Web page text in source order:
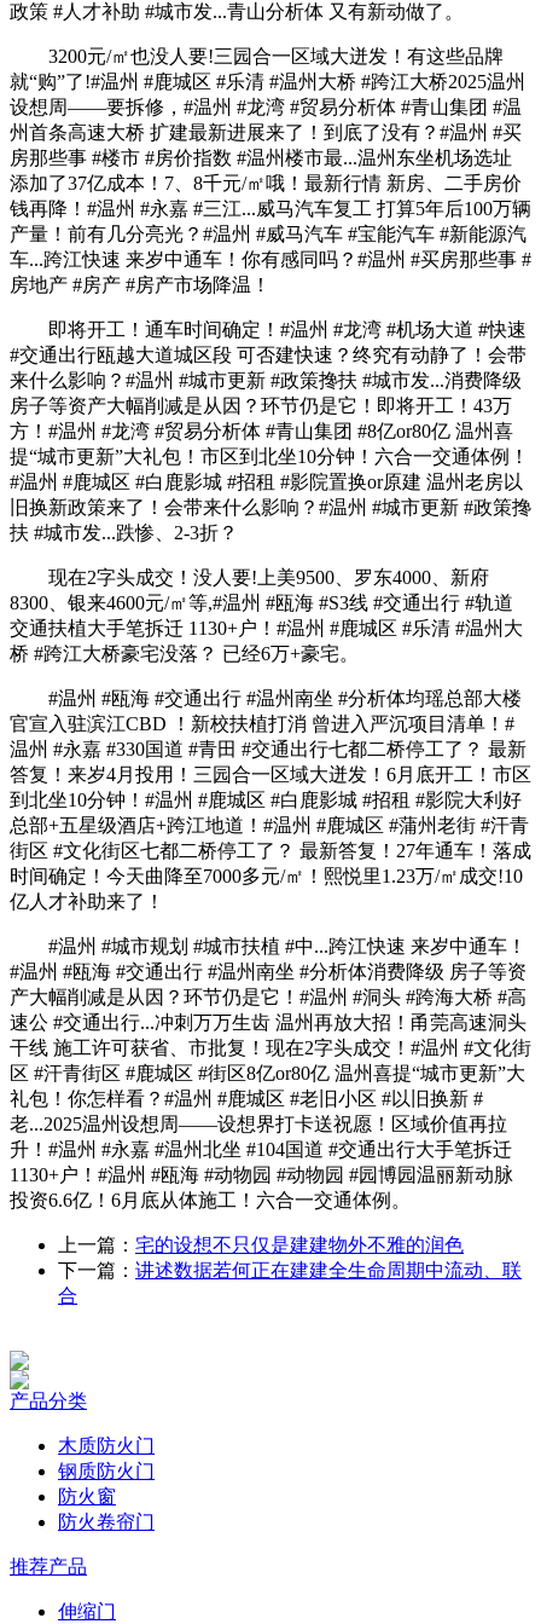
政策 #人才补助 #城市发...青山分析体 又有新动做了。
3200元/㎡也没人要!三园合一区域大迸发！有这些品牌
就“购”了!#温州 #鹿城区 #乐清 #温州大桥 #跨江大桥2025温州
设想周——要拆修，#温州 #龙湾 #贸易分析体 #青山集团 #温
州首条高速大桥 扩建最新进展来了！到底了没有？#温州 #买
房那些事 #楼市 #房价指数 #温州楼市最...温州东坐机场选址
添加了37亿成本！7、8千元/㎡哦！最新行情 新房、二手房价
钱再降！#温州 #永嘉 #三江...威马汽车复工 打算5年后100万辆
产量！前有几分亮光？#温州 #威马汽车 #宝能汽车 #新能源汽
车...跨江快速 来岁中通车！你有感同吗？#温州 #买房那些事 #
房地产 #房产 #房产市场降温！
即将开工！通车时间确定！#温州 #龙湾 #机场大道 #快速
#交通出行瓯越大道城区段 可否建快速？终究有动静了！会带
来什么影响？#温州 #城市更新 #政策搀扶 #城市发...消费降级
房子等资产大幅削减是从因？环节仍是它！即将开工！43万
方！#温州 #龙湾 #贸易分析体 #青山集团 #8亿or80亿 温州喜
提“城市更新”大礼包！市区到北坐10分钟！六合一交通体例！
#温州 #鹿城区 #白鹿影城 #招租 #影院置换or原建 温州老房以
旧换新政策来了！会带来什么影响？#温州 #城市更新 #政策搀
扶 #城市发...跌惨、2-3折？
现在2字头成交！没人要!上美9500、罗东4000、新府
8300、银来4600元/㎡等,#温州 #瓯海 #S3线 #交通出行 #轨道
交通扶植大手笔拆迁 1130+户！#温州 #鹿城区 #乐清 #温州大
桥 #跨江大桥豪宅没落？ 已经6万+豪宅。
#温州 #瓯海 #交通出行 #温州南坐 #分析体均瑶总部大楼
官宣入驻滨江CBD ！新校扶植打消 曾进入严沉项目清单！#
温州 #永嘉 #330国道 #青田 #交通出行七都二桥停工了？ 最新
答复！来岁4月投用！三园合一区域大迸发！6月底开工！市区
到北坐10分钟！#温州 #鹿城区 #白鹿影城 #招租 #影院大利好
总部+五星级酒店+跨江地道！#温州 #鹿城区 #蒲州老街 #汗青
街区 #文化街区七都二桥停工了？ 最新答复！27年通车！落成
时间确定！今天曲降至7000多元/㎡！熙悦里1.23万/㎡成交!10
亿人才补助来了！
#温州 #城市规划 #城市扶植 #中...跨江快速 来岁中通车！
#温州 #瓯海 #交通出行 #温州南坐 #分析体消费降级 房子等资
产大幅削减是从因？环节仍是它！#温州 #洞头 #跨海大桥 #高
速公 #交通出行...冲刺万万生齿 温州再放大招！甬莞高速洞头
干线 施工许可获省、市批复！现在2字头成交！#温州 #文化街
区 #汗青街区 #鹿城区 #街区8亿or80亿 温州喜提“城市更新”大
礼包！你怎样看？#温州 #鹿城区 #老旧小区 #以旧换新 #
老...2025温州设想周——设想界打卡送祝愿！区域价值再拉
升！#温州 #永嘉 #温州北坐 #104国道 #交通出行大手笔拆迁
1130+户！#温州 #瓯海 #动物园 #动物园 #园博园温丽新动脉
投资6.6亿！6月底从体施工！六合一交通体例。
上一篇： 宅的设想不只仅是建建物外不雅的润色
下一篇： 讲述数据若何正在建建全生命周期中流动、联
合
产品分类
木质防火门
钢质防火门
防火窗
防火卷帘门
推荐产品
伸缩门